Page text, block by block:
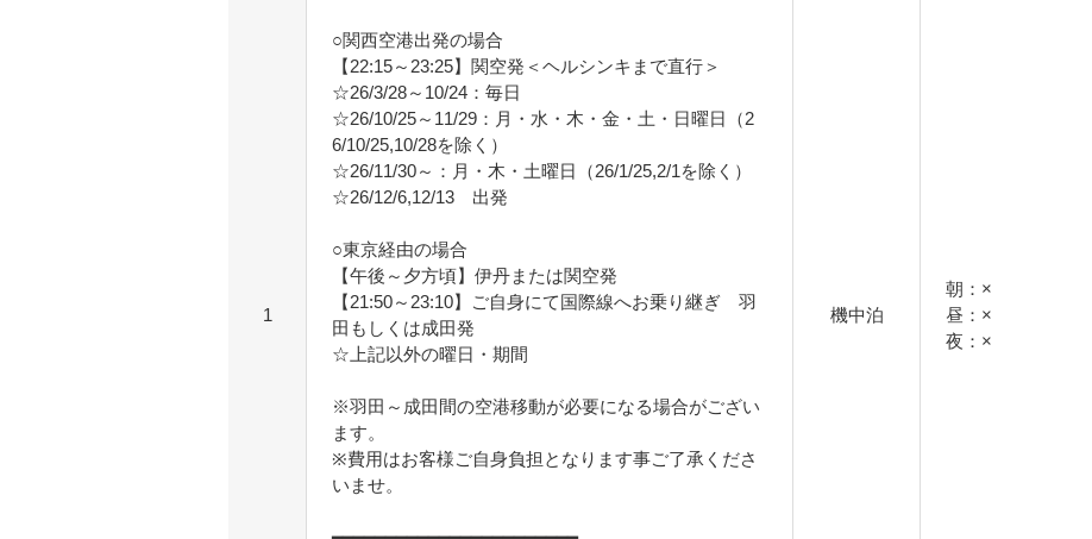
1
○関西空港出発の場合
【22:15～23:25】関空発＜ヘルシンキまで直行＞
☆26/3/28～10/24：毎日
☆26/10/25～11/29：月・水・木・金・土・日曜日（2
6/10/25,10/28を除く）
☆26/11/30～：月・木・土曜日（26/1/25,2/1を除く）
☆26/12/6,12/13 出発
○東京経由の場合
【午後～夕方頃】伊丹または関空発
【21:50～23:10】ご自身にて国際線へお乗り継ぎ 羽
田もしくは成田発
☆上記以外の曜日・期間
※羽田～成田間の空港移動が必要になる場合がござい
ます。
※費用はお客様ご自身負担となります事ご了承くださ
いませ。
機中泊
朝：×
昼：×
夜：×